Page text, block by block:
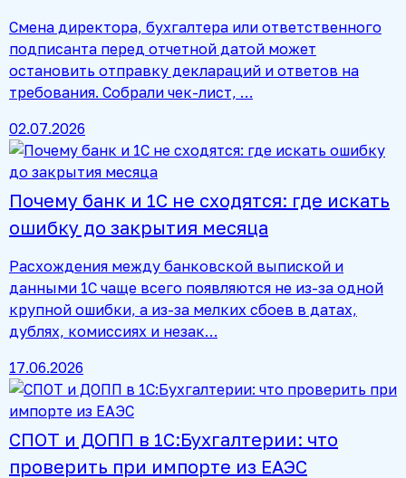
Смена директора, бухгалтера или ответственного
подписанта перед отчетной датой может
остановить отправку деклараций и ответов на
требования. Собрали чек-лист, …
02.07.2026
Почему банк и 1С не сходятся: где искать
ошибку до закрытия месяца
Расхождения между банковской выпиской и
данными 1С чаще всего появляются не из-за одной
крупной ошибки, а из-за мелких сбоев в датах,
дублях, комиссиях и незак…
17.06.2026
СПОТ и ДОПП в 1С:Бухгалтерии: что
проверить при импорте из ЕАЭС